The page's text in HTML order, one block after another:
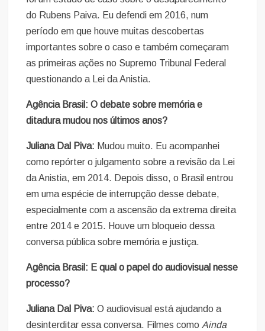
do Rubens Paiva. Eu defendi em 2016, num
período em que houve muitas descobertas
importantes sobre o caso e também começaram
as primeiras ações no Supremo Tribunal Federal
questionando a Lei da Anistia.
Agência Brasil: O debate sobre memória e
ditadura mudou nos últimos anos?
Juliana Dal Piva: Mudou muito. Eu acompanhei
como repórter o julgamento sobre a revisão da Lei
da Anistia, em 2014. Depois disso, o Brasil entrou
em uma espécie de interrupção desse debate,
especialmente com a ascensão da extrema direita
entre 2014 e 2015. Houve um bloqueio dessa
conversa pública sobre memória e justiça.
Agência Brasil: E qual o papel do audiovisual nesse
processo?
Juliana Dal Piva:O audiovisual está ajudando a
desinterditar essa conversa. Filmes como Ainda